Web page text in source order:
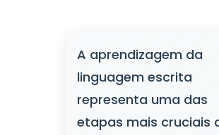
A aprendizagem da
linguagem escrita
representa uma das
etapas mais cruciais